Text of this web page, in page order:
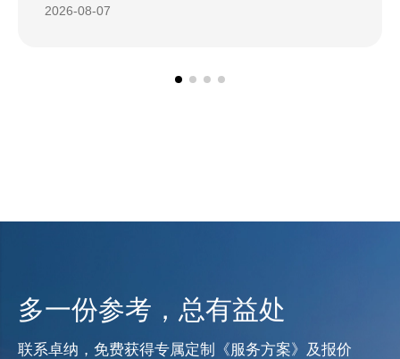
2026-08-07
多一份参考，总有益处
联系卓纳，免费获得专属定制《服务方案》及报价